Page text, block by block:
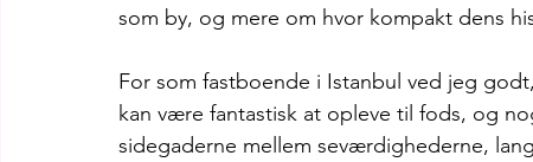
som by, og mere om hvor kompakt dens
For som fastboende i Istanbul ved jeg
kan være fantastisk at opleve til fods, og
sidegaderne mellem seværdighederne,